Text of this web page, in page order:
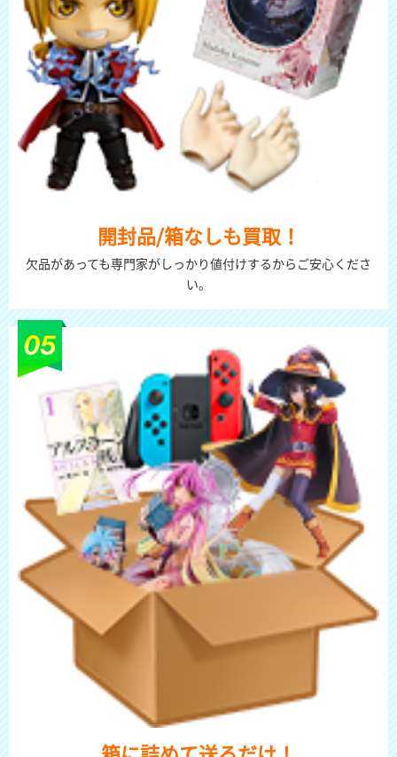
開封品/箱なしも買取！
欠品があっても専門家がしっかり値付けするからご安心くださ
い。